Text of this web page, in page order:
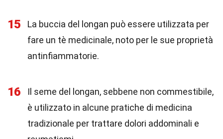
15
La buccia del longan può essere utilizzata per
fare un tè medicinale, noto per le sue proprietà
antinfiammatorie.
16
Il seme del longan, sebbene non commestibile,
è utilizzato in alcune pratiche di medicina
tradizionale per trattare dolori addominali e